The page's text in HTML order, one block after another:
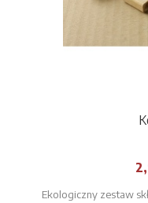
Ekologiczny zestaw